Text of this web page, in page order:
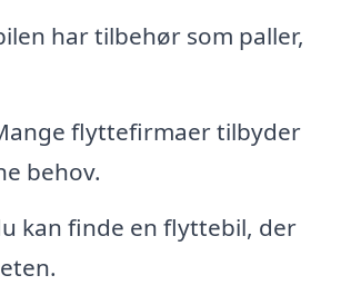
har tilbehør som paller,
flyttefirmaer tilbyder
behov.
kan finde en flyttebil, der